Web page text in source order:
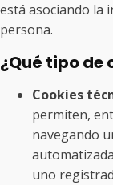
está asociando la
persona.
¿Qué tipo de
Cookies
permiten,
navegando
uno